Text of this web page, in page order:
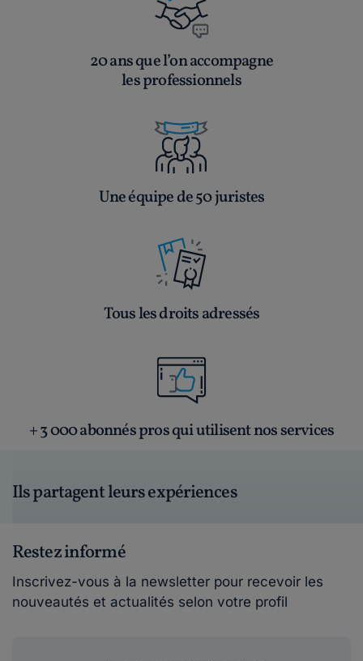
20 ans que l’on accompagne
les professionnels
Une équipe de 50 juristes
Tous les droits adressés
+ 3 000 abonnés pros qui utilisent nos services
Ils partagent leurs expériences
Restez informé
Inscrivez-vous à la newsletter pour recevoir les
nouveautés et actualités selon votre profil